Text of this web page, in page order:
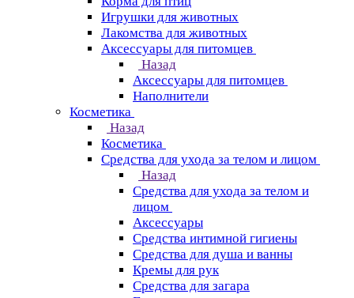
Игрушки для животных
Лакомства для животных
Аксессуары для питомцев
Назад
Аксессуары для питомцев
Наполнители
Косметика
Назад
Косметика
Средства для ухода за телом и лицом
Назад
Средства для ухода за телом и
лицом
Аксессуары
Средства интимной гигиены
Средства для душа и ванны
Кремы для рук
Средства для загара